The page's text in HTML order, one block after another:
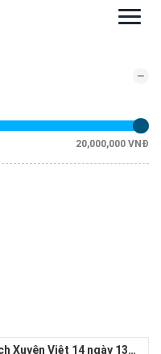
Xuyên Việt 14 ngày 13
20,000,000 VNĐ